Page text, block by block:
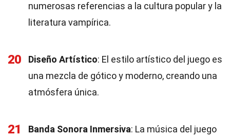
numerosas referencias a la cultura popular y la
literatura vampírica.
20 Diseño Artístico: El estilo artístico del juego es
una mezcla de gótico y moderno, creando una
atmósfera única.
21 Banda Sonora Inmersiva: La música del juego